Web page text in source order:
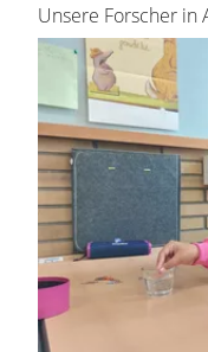
Unsere Forscher in